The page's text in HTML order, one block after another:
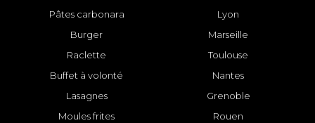
Pâtes carbonara
Burger
Raclette
Buffet à volonté
Lasagnes
Moules frites
Lyon
Marseille
Toulouse
Nantes
Grenoble
Rouen